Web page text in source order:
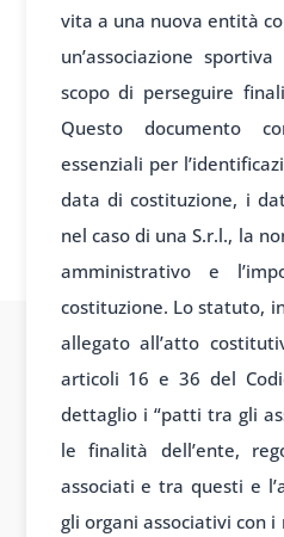
vita a una nuova entità
un’associazione
scopo di perseguire
Questo documento
essenziali per
data di costituzione, i
nel caso di una S.r.l., la
amministrativo e
costituzione. Lo statuto,
allegato all’atto
articoli 16 e 36 del
dettaglio i “patti tra gli
le finalità dell’ente,
associati e tra questi e
gli organi associativi con